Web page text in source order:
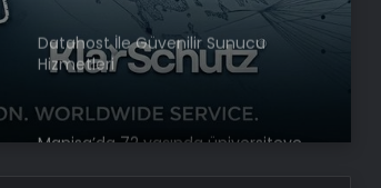
Datahost İle Güvenilir Sunucu
Hizmetleri
Manisa’da 72 yaşında üniversiteye